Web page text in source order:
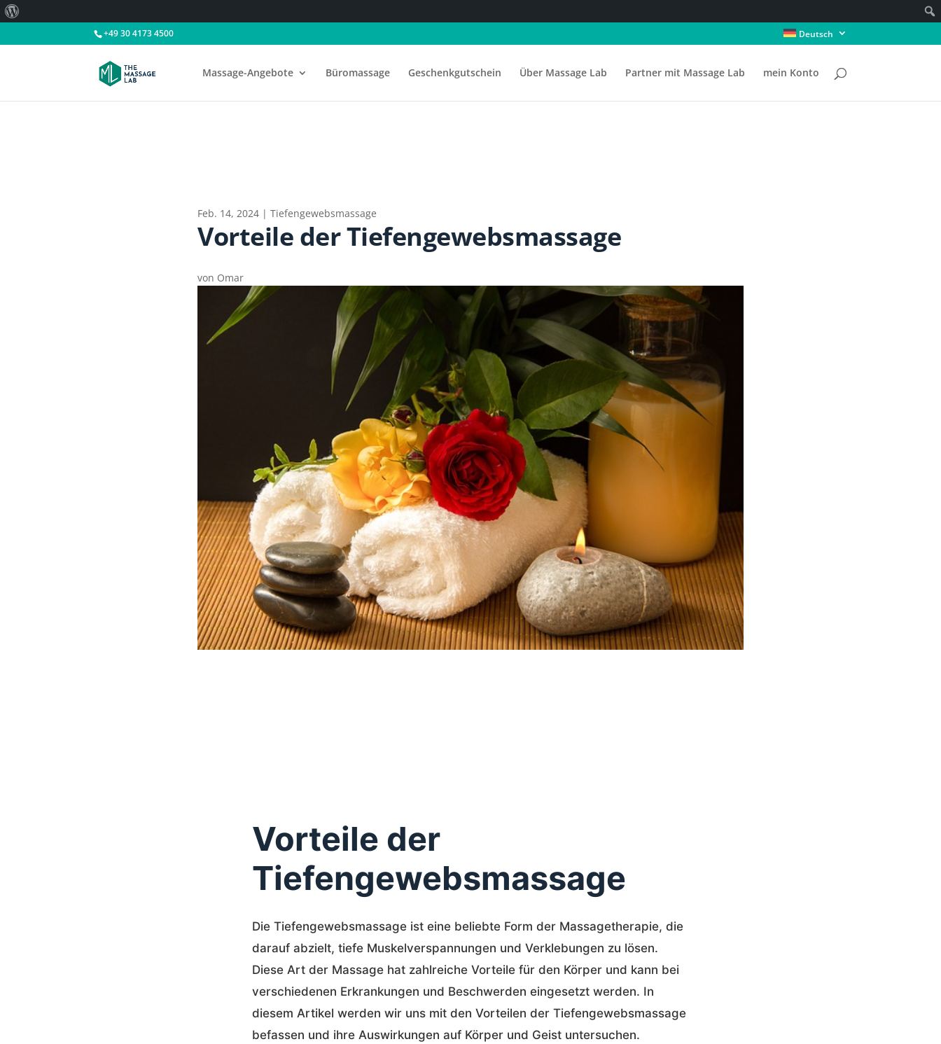
+49 30 4173 4500 Deutsch
Massage-Angebote Büromassage Geschenkgutschein Über Massage Lab Partner mit Massage Lab mein Konto
Feb. 14, 2024 | Tiefengewebsmassage
Vorteile der Tiefengewebsmassage
von Omar
Vorteile der
Tiefengewebsmassage
Die Tiefengewebsmassage ist eine beliebte Form der Massagetherapie, die
darauf abzielt, tiefe Muskelverspannungen und Verklebungen zu lösen.
Diese Art der Massage hat zahlreiche Vorteile für den Körper und kann bei
verschiedenen Erkrankungen und Beschwerden eingesetzt werden. In
diesem Artikel werden wir uns mit den Vorteilen der Tiefengewebsmassage
befassen und ihre Auswirkungen auf Körper und Geist untersuchen.